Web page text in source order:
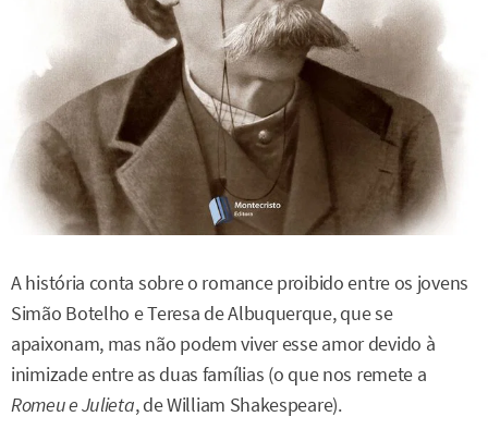
A história conta sobre o romance proibido entre os jovens
Simão Botelho e Teresa de Albuquerque, que se
apaixonam, mas não podem viver esse amor devido à
inimizade entre as duas famílias (o que nos remete a
Romeu e Julieta, de William Shakespeare).